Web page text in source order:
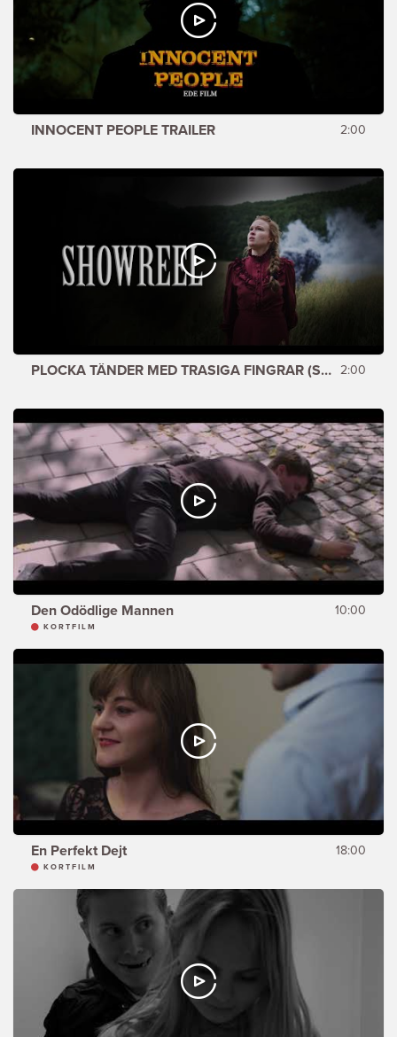
INNOCENT PEOPLE TRAILER 2:00
PLOCKA TÄNDER MED TRASIGA FINGRAR (SHOWREEL) 2:00
Den Odödlige Mannen 10:00
KORTFILM
En Perfekt Dejt 18:00
KORTFILM